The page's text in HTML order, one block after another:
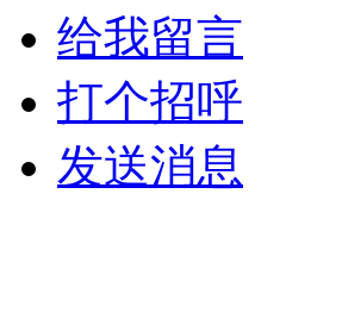
给我留言
打个招呼
发送消息